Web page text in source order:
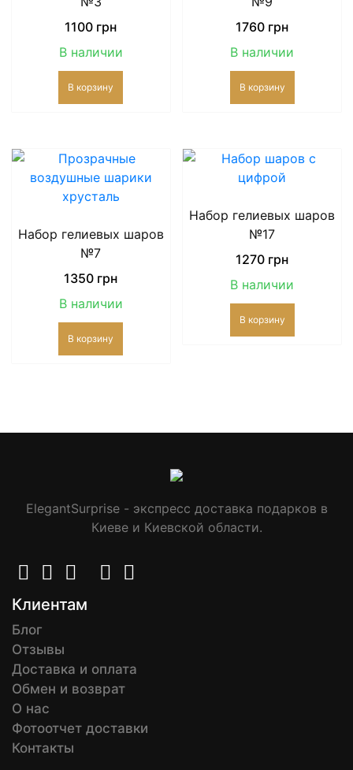
1100 грн
В наличии
В корзину
1760 грн
В наличии
В корзину
Набор гелиевых шаров
№7
1350 грн
В наличии
В корзину
Набор гелиевых шаров
№17
1270 грн
В наличии
В корзину
ElegantSurprise - экспресс доставка подарков в
Киеве и Киевской области.
Клиентам
Блог
Отзывы
Доставка и оплата
Обмен и возврат
О нас
Фотоотчет доставки
Контакты